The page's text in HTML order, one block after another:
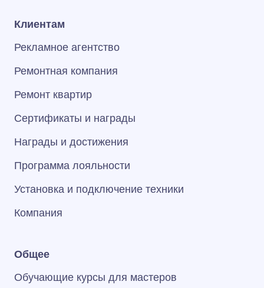
Клиентам
Рекламное агентство
Ремонтная компания
Ремонт квартир
Сертификаты и награды
Награды и достижения
Программа лояльности
Установка и подключение техники
Компания
Общее
Обучающие курсы для мастеров